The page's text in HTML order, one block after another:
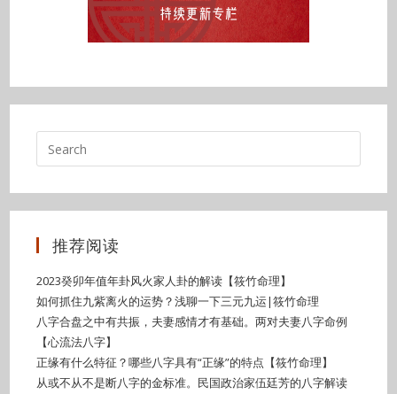
推荐阅读
2023癸卯年值年卦风火家人卦的解读【筱竹命理】
如何抓住九紫离火的运势？浅聊一下三元九运|筱竹命理
八字合盘之中有共振，夫妻感情才有基础。两对夫妻八字命例
【心流法八字】
正缘有什么特征？哪些八字具有“正缘”的特点【筱竹命理】
从或不从不是断八字的金标准。民国政治家伍廷芳的八字解读